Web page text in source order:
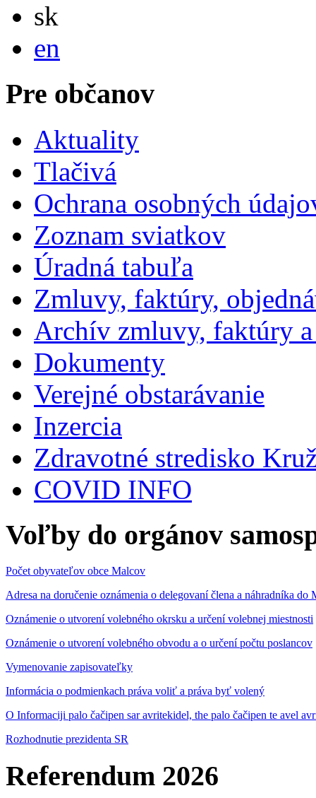
sk
en
Pre občanov
Aktuality
Tlačivá
Ochrana osobných
Zoznam sviatkov
Úradná tabuľa
Zmluvy, faktúry,
Archív zmluvy, faktúry
Dokumenty
Verejné obstarávanie
Inzercia
Zdravotné stredisko
COVID INFO
Voľby do orgánov
Počet obyvateľov obce Malcov
Adresa na doručenie oznámenia o delegovaní člena a náhradníka
Oznámenie o utvorení volebného okrsku a určení volebnej miestnosti
Oznámenie o utvorení volebného obvodu a o určení počtu poslancov
Vymenovanie zapisovateľky
Informácia o podmienkach práva voliť a práva byť volený
O Informaciji palo čačipen sar avritekidel, the palo čačipen te avel
Rozhodnutie prezidenta SR
Referendum 2026